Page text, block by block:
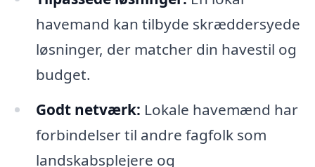
havemand kan tilbyde skræddersyede
løsninger, der matcher din havestil og
budget.
Godt netværk: Lokale havemænd har
forbindelser til andre fagfolk som
landskabsplejere og